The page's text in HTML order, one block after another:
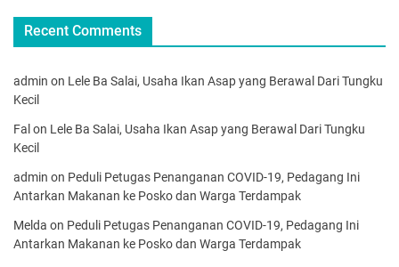
Recent Comments
admin on Lele Ba Salai, Usaha Ikan Asap yang Berawal Dari Tungku
Kecil
Fal on Lele Ba Salai, Usaha Ikan Asap yang Berawal Dari Tungku
Kecil
admin on Peduli Petugas Penanganan COVID-19, Pedagang Ini
Antarkan Makanan ke Posko dan Warga Terdampak
Melda on Peduli Petugas Penanganan COVID-19, Pedagang Ini
Antarkan Makanan ke Posko dan Warga Terdampak